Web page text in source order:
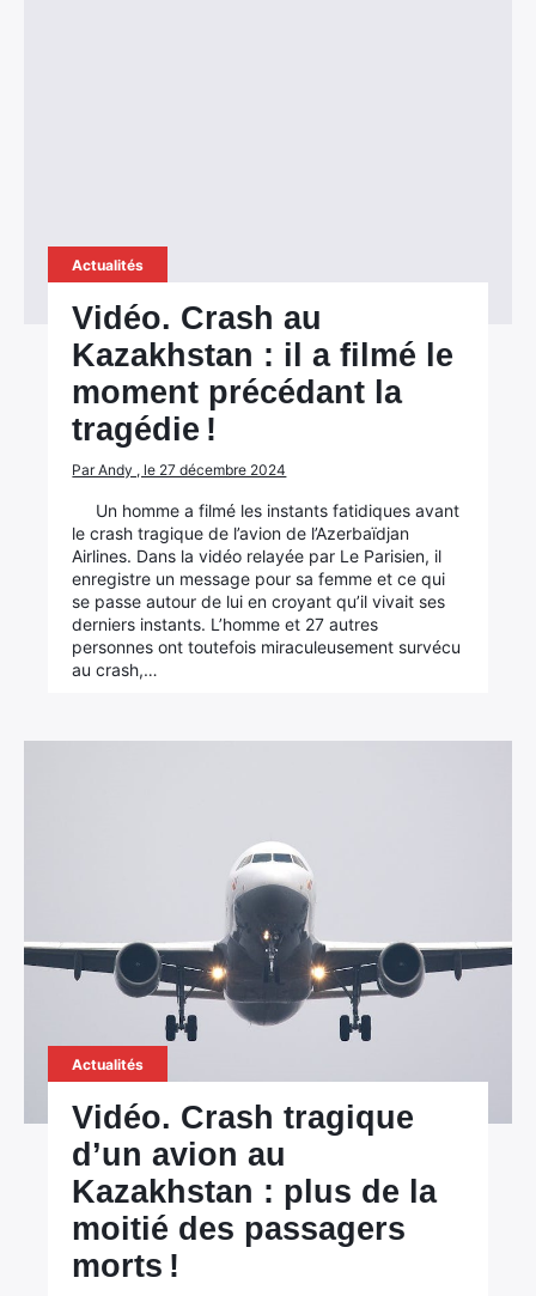
Actualités
Vidéo. Crash au
Kazakhstan : il a filmé le
moment précédant la
tragédie !
Par Andy , le 27 décembre 2024
Un homme a filmé les instants fatidiques avant
le crash tragique de l’avion de l’Azerbaïdjan
Airlines. Dans la vidéo relayée par Le Parisien, il
enregistre un message pour sa femme et ce qui
se passe autour de lui en croyant qu’il vivait ses
derniers instants. L’homme et 27 autres
personnes ont toutefois miraculeusement survécu
au crash,…
Actualités
Vidéo. Crash tragique
d’un avion au
Kazakhstan : plus de la
moitié des passagers
morts !